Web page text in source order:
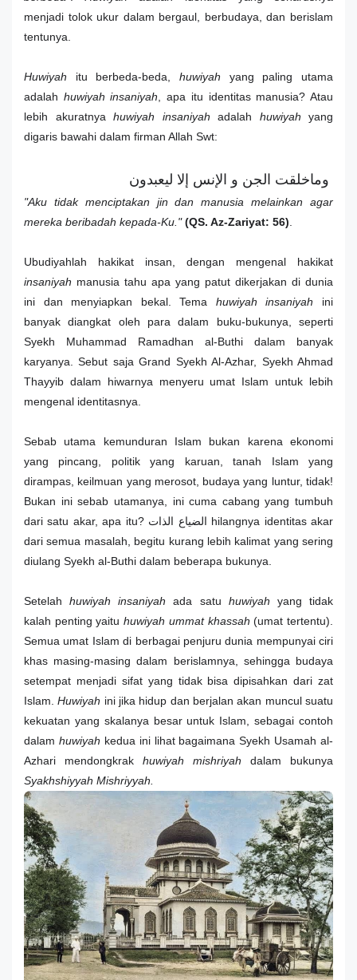
menjadi tolok ukur dalam bergaul, berbudaya, dan berislam
tentunya.
Huwiyah itu berbeda-beda, huwiyah yang paling utama
adalah huwiyah insaniyah , apa itu identitas manusia? Atau
lebih akuratnya huwiyah insaniyah adalah huwiyah yang
digaris bawahi dalam firman Allah Swt:
"Aku tidak menciptakan jin dan manusia melainkan agar
mereka beribadah kepada-Ku." (QS. Az-Zariyat: 56)
Ubudiyahlah hakikat insan, dengan mengenal hakikat
insaniyah manusia tahu apa yang patut dikerjakan di dunia
ini dan menyiapkan bekal. Tema huwiyah insaniyah ini
banyak diangkat oleh para dalam buku-bukunya, seperti
Syekh Muhammad Ramadhan al-Buthi dalam banyak
karyanya. Sebut saja Grand Syekh Al-Azhar, Syekh Ahmad
Thayyib dalam hiwarnya menyeru umat Islam untuk lebih
mengenal identitasnya.
Sebab utama kemunduran Islam bukan karena ekonomi
yang pincang, politik yang karuan, tanah Islam yang
dirampas, keilmuan yang merosot, budaya yang luntur, tidak!
Bukan ini sebab utamanya, ini cuma cabang yang tumbuh
dari satu akar, apa itu? الضياع الذات hilangnya identitas akar
dari semua masalah, begitu kurang lebih kalimat yang sering
diulang Syekh al-Buthi dalam beberapa bukunya.
Setelahhuwiyah insaniyah ada satu huwiyah yang tidak
kalah penting yaituhuwiyah ummat khassah (umat tertentu).
Semua umat Islam di berbagai penjuru dunia mempunyai ciri
khas masing-masing dalam berislamnya, sehingga budaya
setempat menjadi sifat yang tidak bisa dipisahkan dari zat
Islam.Huwiyah ini jika hidup dan berjalan akan muncul suatu
kekuatan yang skalanya besar untuk Islam, sebagai contoh
dalam huwiyah kedua ini lihat bagaimana Syekh Usamah al-
Azhari mendongkrak huwiyah mishriyah dalam bukunya
Syakhshiyyah Mishriyyah.